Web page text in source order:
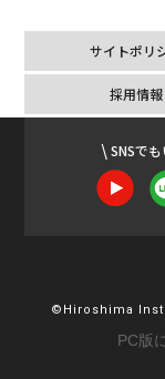
サイトポリ
採用情報
SNSで
©Hiroshima
PC版